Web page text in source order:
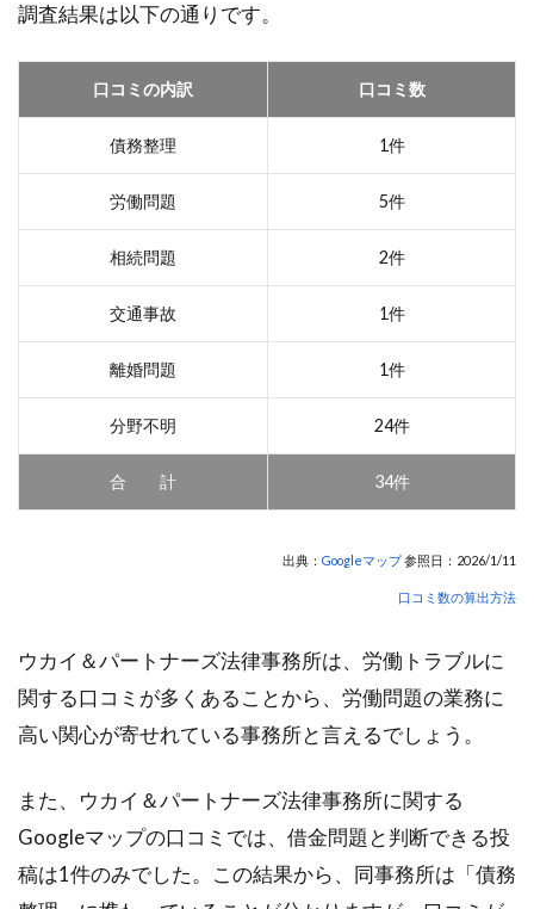
調査結果は以下の通りです。
口コミの内訳 口コミ数
債務整理 1件
労働問題 5件
相続問題 2件
交通事故 1件
離婚問題 1件
分野不明 24件
合 計 34件
出典： Googleマップ参照日：2026/1/11
口コミ数の算出方法
ウカイ＆パートナーズ法律事務所は、労働トラブルに
関する口コミが多くあることから、労働問題の業務に
高い関心が寄せれている事務所と言えるでしょう。
また、ウカイ＆パートナーズ法律事務所に関する
Googleマップの口コミでは、借金問題と判断できる投
稿は1件のみでした。この結果から、同事務所は「債務